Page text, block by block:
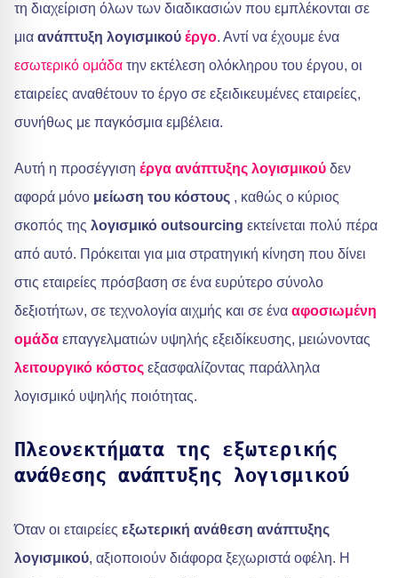
τη διαχείριση όλων των διαδικασιών που εμπλέκονται σε
μια ανάπτυξη λογισμικού έργο. Αντί να έχουμε ένα
εσωτερικό ομάδα την εκτέλεση ολόκληρου του έργου, οι
εταιρείες αναθέτουν το έργο σε εξειδικευμένες εταιρείες,
συνήθως με παγκόσμια εμβέλεια.
Αυτή η προσέγγιση έργα ανάπτυξης λογισμικού δεν
αφορά μόνο μείωση του κόστους , καθώς ο κύριος
σκοπός της λογισμικό outsourcing εκτείνεται πολύ πέρα
από αυτό. Πρόκειται για μια στρατηγική κίνηση που δίνει
στις εταιρείες πρόσβαση σε ένα ευρύτερο σύνολο
δεξιοτήτων, σε τεχνολογία αιχμής και σε ένα αφοσιωμένη
ομάδα επαγγελματιών υψηλής εξειδίκευσης, μειώνοντας
λειτουργικό κόστος εξασφαλίζοντας παράλληλα
λογισμικό υψηλής ποιότητας.
Πλεονεκτήματα της εξωτερικής
ανάθεσης ανάπτυξης λογισμικού
Όταν οι εταιρείες εξωτερική ανάθεση ανάπτυξης
λογισμικού, αξιοποιούν διάφορα ξεχωριστά οφέλη. Η